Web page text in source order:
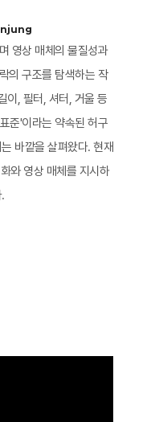
영상 매체의 물질성과
의 구조를 탐색하는 작
이, 필터, 셔터, 거울 등
준'이라는 약속된 허구
바깥을 살펴왔다. 현재
화와 영상 매체를 지시하